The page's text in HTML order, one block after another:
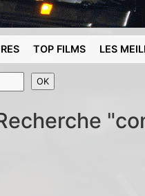
TOP FILMS LES